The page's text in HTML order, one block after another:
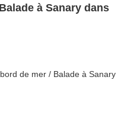
à Sanary dans